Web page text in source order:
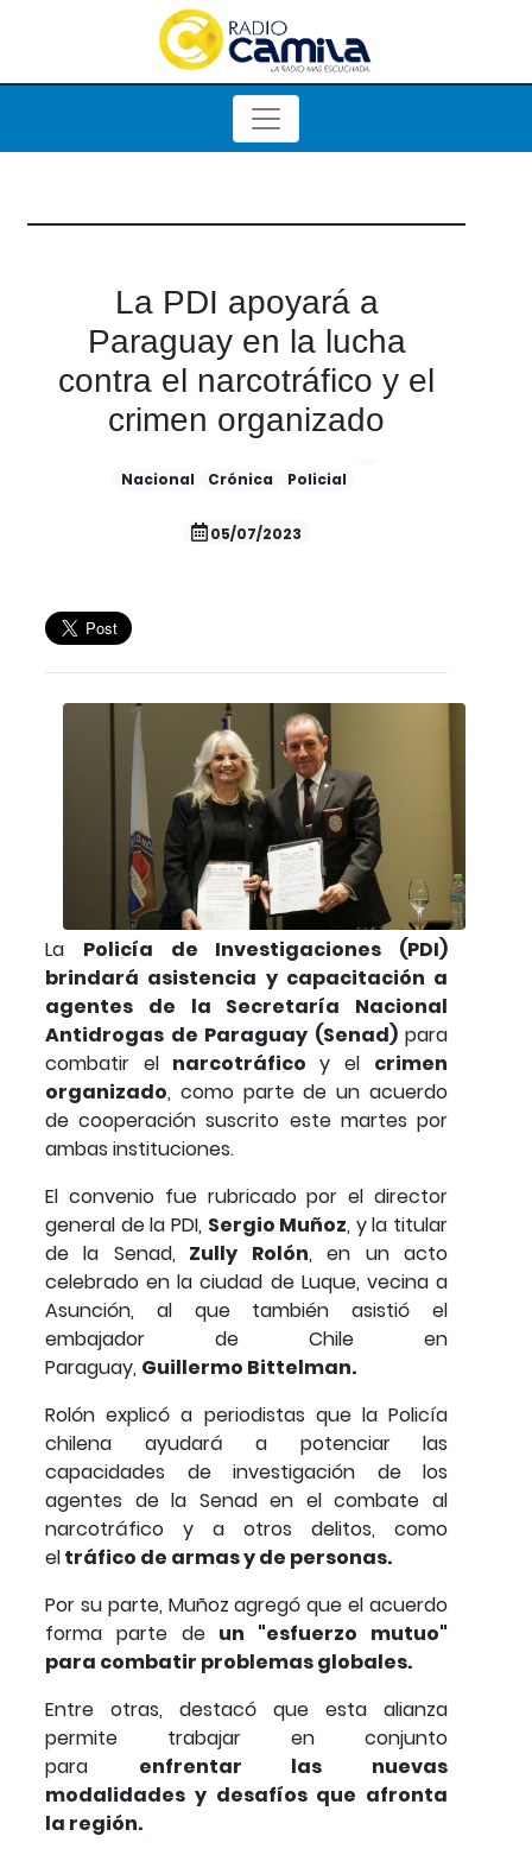
La PDI apoyará a
Paraguay en la lucha
contra el narcotráfico y el
crimen organizado
Nacional Crónica Policial
05/07/2023
La Policía de Investigaciones (PDI)
brindará asistencia y capacitación a
agentes de la Secretaría Nacional
Antidrogas de Paraguay (Senad)para
combatir elnarcotráfico y el crimen
organizado, como parte de un acuerdo
de cooperación suscrito este martes por
ambas instituciones.
El convenio fue rubricado por el director
general de la PDI, Sergio Muñoz, y la titular
de la Senad, Zully Rolón, en un acto
celebrado en la ciudad de Luque, vecina a
Asunción, al que también asistió el
embajador de Chile en
Paraguay, Guillermo Bittelman.
Rolón explicó a periodistas que la Policía
chilena ayudará a potenciar las
capacidades de investigación de los
agentes de la Senad en el combate al
narcotráfico y a otros delitos, como
eltráfico de armas y de personas.
Por su parte, Muñoz agregó que el acuerdo
forma parte de un "esfuerzo mutuo"
para combatir problemas globales.
Entre otras, destacó que esta alianza
permite trabajar en conjunto
para enfrentar las nuevas
modalidades y desafíos que afronta
la región.